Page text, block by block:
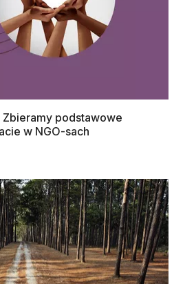
Zbieramy podstawowe
w NGO-sach